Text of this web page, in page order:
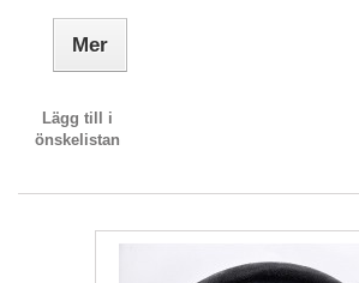
Mer
Lägg till i
önskelistan